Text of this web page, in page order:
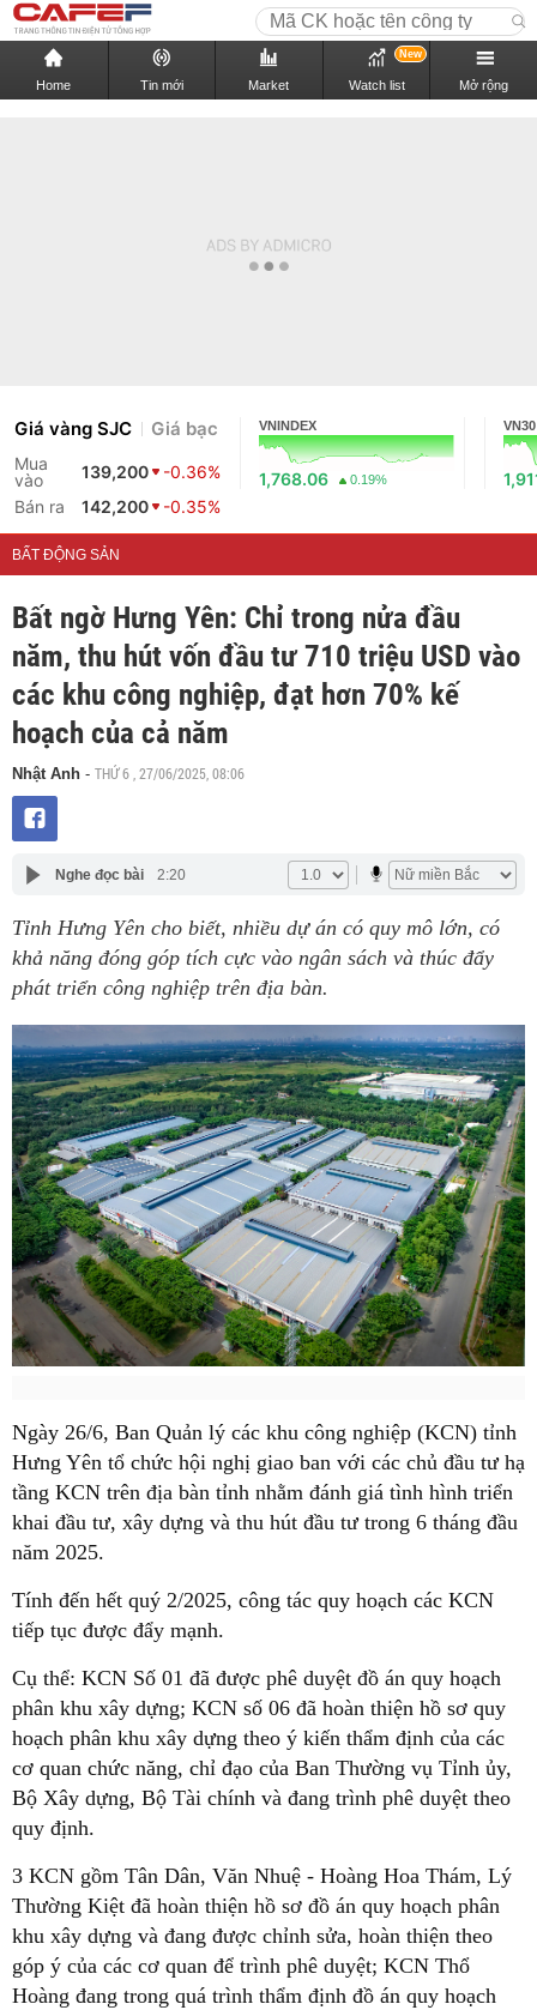
Home Tin mới Market Watch list
New
Mở rộng
Giá vàng SJC Giá bạc
Mua
vào
139,200
-0.36%
Bán ra
142,200 -0.35%
VNINDEX
1,768.06 0.19%
VN30
BẤT ĐỘNG SẢN
Bất ngờ Hưng Yên: Chỉ trong nửa đầu
năm, thu hút vốn đầu tư 710 triệu USD vào
các khu công nghiệp, đạt hơn 70% kế
hoạch của cả năm
Nhật Anh - THỨ 6 , 27/06/2025, 08:06
Nghe đọc bài 2:20
Tỉnh Hưng Yên cho biết, nhiều dự án có quy mô lớn, có
khả năng đóng góp tích cực vào ngân sách và thúc đẩy
phát triển công nghiệp trên địa bàn.
Ngày 26/6, Ban Quản lý các khu công nghiệp (KCN) tỉnh
Hưng Yên tổ chức hội nghị giao ban với các chủ đầu tư hạ
tầng KCN trên địa bàn tỉnh nhằm đánh giá tình hình triển
khai đầu tư, xây dựng và thu hút đầu tư trong 6 tháng đầu
năm 2025.
Tính đến hết quý 2/2025, công tác quy hoạch các KCN
tiếp tục được đẩy mạnh.
Cụ thể: KCN Số 01 đã được phê duyệt đồ án quy hoạch
phân khu xây dựng; KCN số 06 đã hoàn thiện hồ sơ quy
hoạch phân khu xây dựng theo ý kiến thẩm định của các
cơ quan chức năng, chỉ đạo của Ban Thường vụ Tỉnh ủy,
Bộ Xây dựng, Bộ Tài chính và đang trình phê duyệt theo
quy định.
3 KCN gồm Tân Dân, Văn Nhuệ - Hoàng Hoa Thám, Lý
Thường Kiệt đã hoàn thiện hồ sơ đồ án quy hoạch phân
khu xây dựng và đang được chỉnh sửa, hoàn thiện theo
góp ý của các cơ quan để trình phê duyệt; KCN Thổ
Hoàng đang trong quá trình thẩm định đồ án quy hoạch